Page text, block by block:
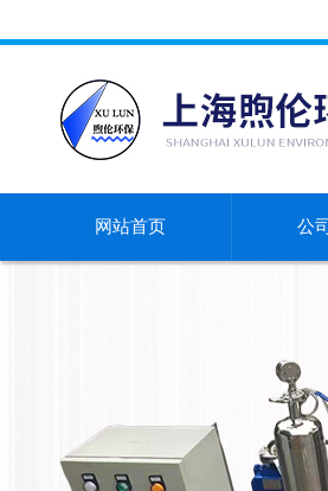
网站首页 公